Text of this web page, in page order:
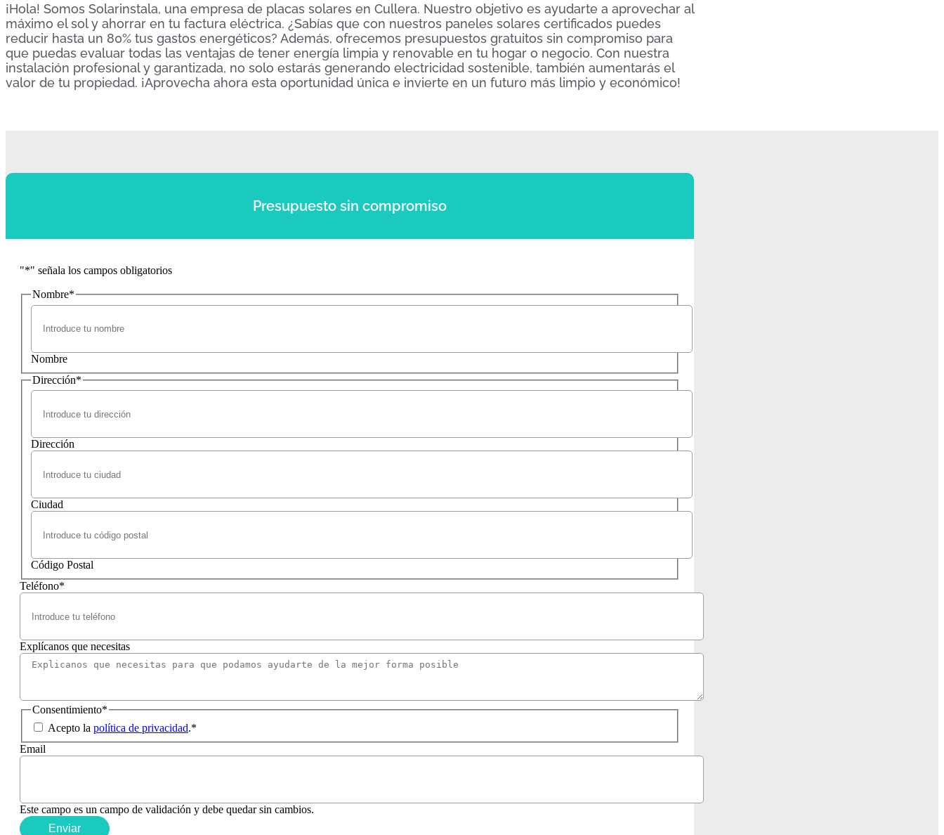
¡Hola! Somos Solarinstala, una empresa de placas solares en Cullera. Nuestro objetivo es ayudarte a aprovechar al
máximo el sol y ahorrar en tu factura eléctrica. ¿Sabías que con nuestros paneles solares certificados puedes
reducir hasta un 80% tus gastos energéticos? Además, ofrecemos presupuestos gratuitos sin compromiso para
que puedas evaluar todas las ventajas de tener energía limpia y renovable en tu hogar o negocio. Con nuestra
instalación profesional y garantizada, no solo estarás generando electricidad sostenible, también aumentarás el
valor de tu propiedad. ¡Aprovecha ahora esta oportunidad única e invierte en un futuro más limpio y económico!
Presupuesto sin compromiso
"*" señala los campos obligatorios
Nombre*
Nombre
Dirección*
Dirección
Ciudad
Código Postal
Teléfono*
Explícanos que necesitas
Consentimiento*
Acepto la política de privacidad.*
Email
Este campo es un campo de validación y debe quedar sin cambios.